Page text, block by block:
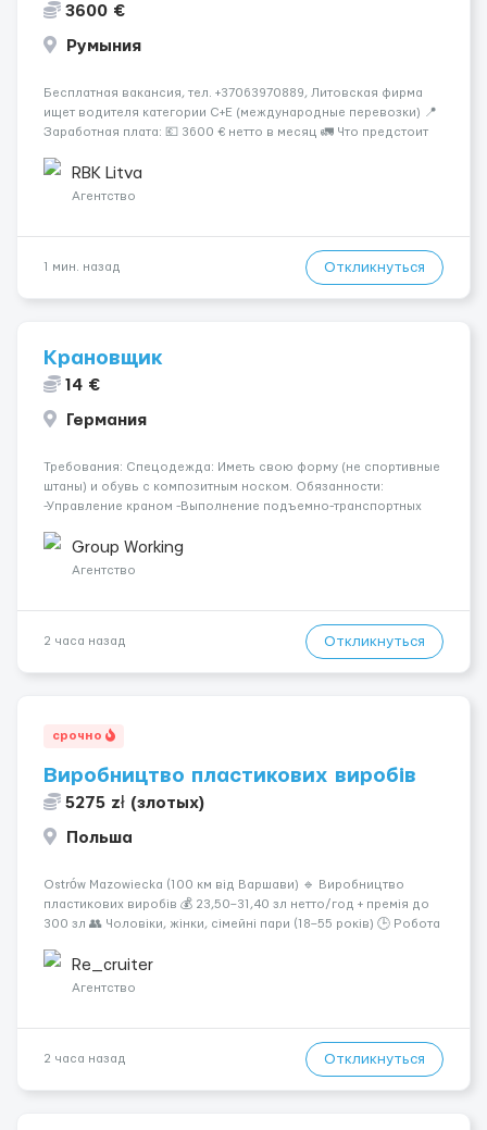
3600 €
Румыния
Бесплатная вакансия, тел. +37063970889, Литовская фирма
ищет водителя категории C+E (международные перевозки) 📍
Заработная плата: 💶 3600 € нетто в месяц 🚛 Что предстоит
рефрижераторах. В среднем 400–500 км в день. Погрузки и
разгрузки...
RBK Litva
Агентство
1 мин. назад Откликнуться
Крановщик
14 €
Германия
Требования: Спецодежда: Иметь свою форму (не спортивные
штаны) и обувь с композитным носком. Обязанности:
-Управление краном -Выполнение подъемно-транспортных
инструкций по безопасности. -Опыт управления различными
типами кранов (моб...
Group Working
Агентство
2 часа назад Откликнуться
срочно
Виробництво пластикових виробів
5275 zł (злотых)
Польша
Ostrów Mazowiecka (100 км від Варшави) 🔹 Виробництво
пластикових виробів 💰 23,50–31,40 зл нетто/год + премія до
300 зл 👥 Чоловіки, жінки, сімейні пари (18–55 років) 🕒 Робота
житло — 400 зл. 📦 Обов...
Re_cruiter
Агентство
2 часа назад Откликнуться